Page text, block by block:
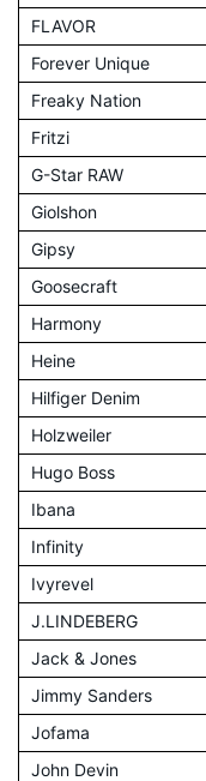
FLAVOR
Forever Unique
Freaky Nation
Fritzi
G-Star RAW
Giolshon
Gipsy
Goosecraft
Harmony
Heine
Hilfiger Denim
Holzweiler
Hugo Boss
Ibana
Infinity
Ivyrevel
J.LINDEBERG
Jack & Jones
Jimmy Sanders
Jofama
John Devin